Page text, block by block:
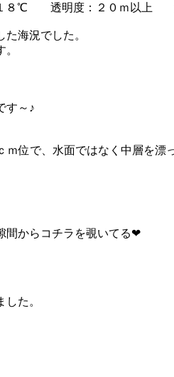
℃ 透明度：２０ｍ以上
海況でした。
す～♪
位で、水面ではなく中層を漂
間からコチラを覗いてる❤
た。